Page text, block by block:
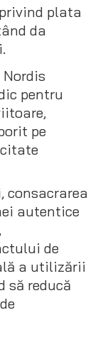
plata
da
pentru
pe
consacrarea
autentice
de
a utilizării
să reducă